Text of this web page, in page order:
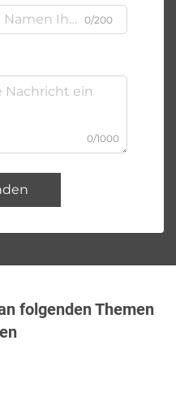
0/200
0/1000
folgenden Themen